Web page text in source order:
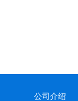
公司介绍